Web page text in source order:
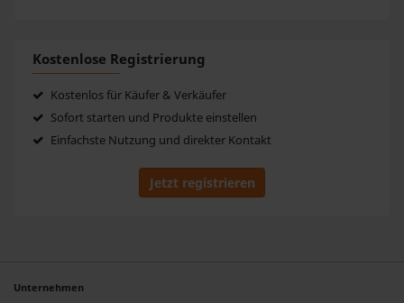
Kostenlose Registrierung
Kostenlos für Käufer & Verkäufer
Sofort starten und Produkte einstellen
Einfachste Nutzung und direkter Kontakt
Jetzt registrieren
Unternehmen